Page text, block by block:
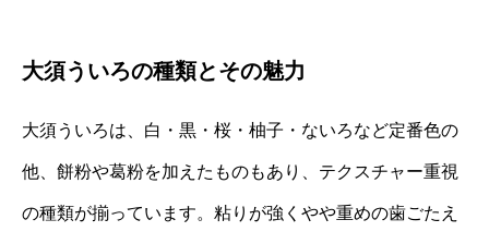
大須ういろの種類とその魅力
大須ういろは、白・黒・桜・柚子・ないろなど定番色の
他、餅粉や葛粉を加えたものもあり、テクスチャー重視
の種類が揃っています。粘りが強くやや重めの歯ごたえ